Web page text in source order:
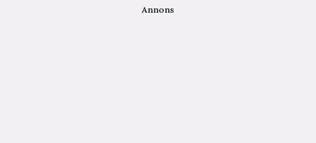
Annons